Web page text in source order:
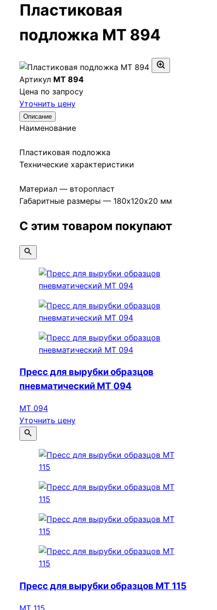
Пластиковая
подложка МТ 894
Артикул МТ 894
Цена по запросу
Уточнить цену
Описание
Наименование
Пластиковая подложка
Технические характеристики
Материал — второпласт
Габаритные размеры — 180х120х20 мм
С этим товаром покупают
Пресс для вырубки образцов
пневматический МТ 094
МТ 094
Уточнить цену
Пресс для вырубки образцов МТ 115
МТ 115